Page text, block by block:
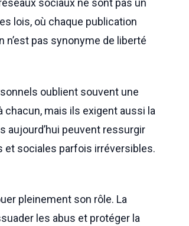
sociaux ne sont pas un
lois, où chaque publication
n’est pas synonyme de liberté
oublient souvent une
mais ils exigent aussi la
aujourd’hui peuvent ressurgir
et sociales parfois irréversibles.
pleinement son rôle. La
les abus et protéger la